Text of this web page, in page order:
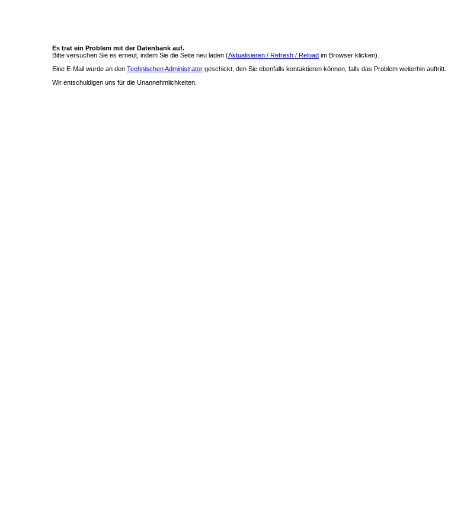
Es trat ein Problem mit der Datenbank auf.
Bitte versuchen Sie es erneut, indem Sie die Seite neu laden (Aktualisieren / Refresh / Reload im Browser klicken).
Eine E-Mail wurde an den Technischen Administrator geschickt, den Sie ebenfalls kontaktieren können, falls das Problem weiterhin auftritt.
Wir entschuldigen uns für die Unannehmlichkeiten.